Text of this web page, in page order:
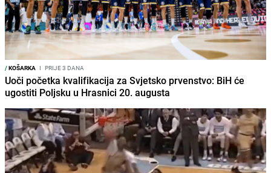
/KOŠARKA I PRIJE 3 DANA
Uoči početka kvalifikacija za Svjetsko prvenstvo: BiH će
ugostiti Poljsku u Hrasnici 20. augusta